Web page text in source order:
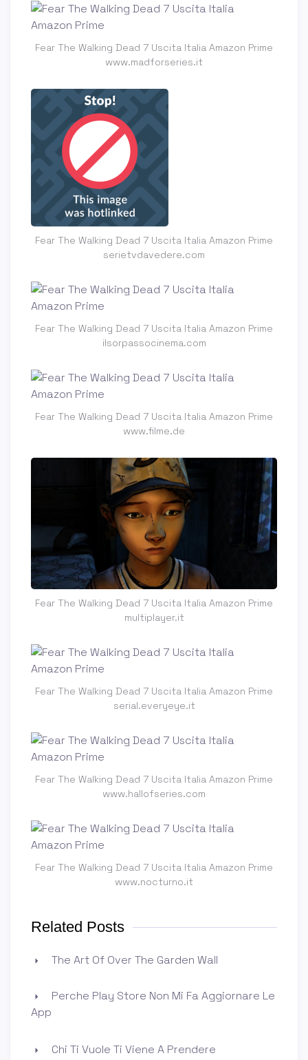
Fear The Walking Dead 7 Uscita Italia Amazon Prime
www.madforseries.it
Fear The Walking Dead 7 Uscita Italia Amazon Prime
serietvdavedere.com
Fear The Walking Dead 7 Uscita Italia Amazon Prime
ilsorpassocinema.com
Fear The Walking Dead 7 Uscita Italia Amazon Prime
www.filme.de
Fear The Walking Dead 7 Uscita Italia Amazon Prime
multiplayer.it
Fear The Walking Dead 7 Uscita Italia Amazon Prime
serial.everyeye.it
Fear The Walking Dead 7 Uscita Italia Amazon Prime
www.hallofseries.com
Fear The Walking Dead 7 Uscita Italia Amazon Prime
www.nocturno.it
Related Posts
The Art Of Over The Garden Wall
Perche Play Store Non Mi Fa Aggiornare Le
App
Chi Ti Vuole Ti Viene A Prendere